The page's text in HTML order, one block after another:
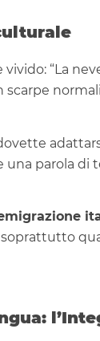
“La
una parola